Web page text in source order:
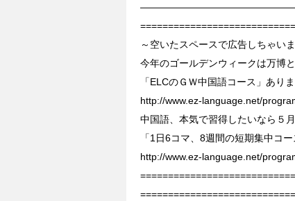
～空いたスペースで広告しちゃい
今年のゴールデンウィークは万博
「ELCのＧＷ中国語コース」ありま
http://www.ez-language.net/
中国語、本気で習得したいなら５
「1日6コマ、8週間の短期集中コー
http://www.ez-language.net/